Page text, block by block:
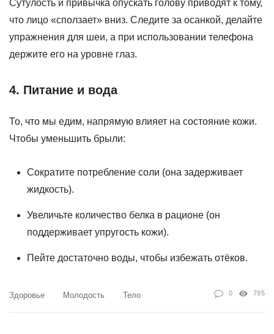
Сутулость и привычка опускать голову приводят к тому,
что лицо «сползает» вниз. Следите за осанкой, делайте
упражнения для шеи, а при использовании телефона
держите его на уровне глаз.
4. Питание и вода
То, что мы едим, напрямую влияет на состояние кожи.
Чтобы уменьшить брыли:
Сократите потребление соли (она задерживает
жидкость).
Увеличьте количество белка в рационе (он
поддерживает упругость кожи).
Пейте достаточно воды, чтобы избежать отёков.
Здоровье Молодость Тело 0 795